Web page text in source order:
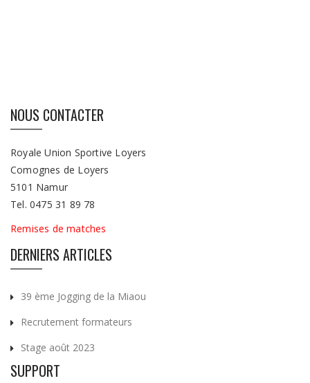
NOUS CONTACTER
Royale Union Sportive Loyers
Comognes de Loyers
5101 Namur
Tel. 0475 31 89 78
Remises de matches
DERNIERS ARTICLES
39 ème Jogging de la Miaou
Recrutement formateurs
Stage août 2023
SUPPORT